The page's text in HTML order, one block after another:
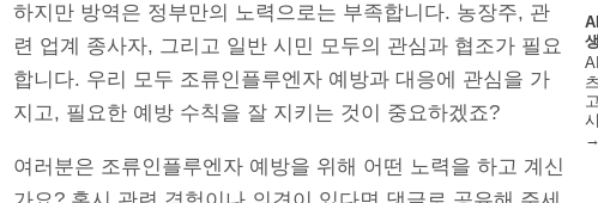
하지만 방역은 정부만의 노력으로는 부족합니다. 농장주, 관
련 업계 종사자, 그리고 일반 시민 모두의 관심과 협조가 필요
합니다. 우리 모두 조류인플루엔자 예방과 대응에 관심을 가
지고, 필요한 예방 수칙을 잘 지키는 것이 중요하겠죠?
여러분은 조류인플루엔자 예방을 위해 어떤 노력을 하고 계신